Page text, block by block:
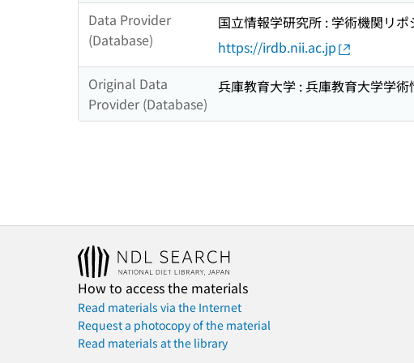
Data Provider
(Database)
国立情報学研究所 : 学術機関リ
https://irdb.nii.ac.jp
Original Data
Provider (Database)
兵庫教育大学 : 兵庫教育大学学術
How to access the materials
Read materials via the Internet
Request a photocopy of the material
Read materials at the library